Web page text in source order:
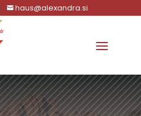
 haus@alexandra.si